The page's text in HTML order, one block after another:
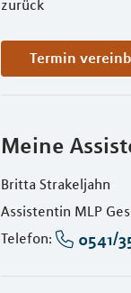
zurück
Termin
Meine
Britta Strakeljahn
Assistentin MLP
Telefon:
0541/